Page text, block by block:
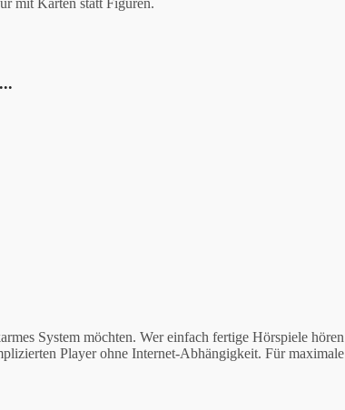
mit Karten statt Figuren.
System möchten. Wer einfach fertige Hörspiele hören
Player ohne Internet-Abhängigkeit. Für maximale